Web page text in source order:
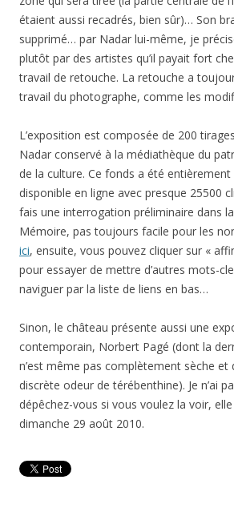
étaient aussi recadrés, bien sûr)… Son
supprimé… par Nadar lui-même, je
plutôt par des artistes qu’il payait fort
travail de retouche. La retouche a
travail du photographe, comme les
L’exposition est composée de 200
Nadar conservé à la médiathèque du
de la culture. Ce fonds a été
disponible en ligne avec presque 25500
fais une interrogation préliminaire dans
Mémoire, pas toujours facile pour les
ici, ensuite, vous pouvez cliquer sur «
pour essayer de mettre d’autres mots-
naviguer par la liste de liens en bas…
Sinon, le château présente aussi une
contemporain, Norbert Pagé (dont la
n’est même pas complètement sèche et
discrète odeur de térébenthine). Je n’ai
dépêchez-vous si vous voulez la voir,
dimanche 29 août 2010.